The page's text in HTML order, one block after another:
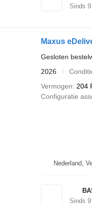
Sinds 9
Maxus
Gesloten
2026
Vermogen
204
Configuratie
Nederland,
Sinds 9